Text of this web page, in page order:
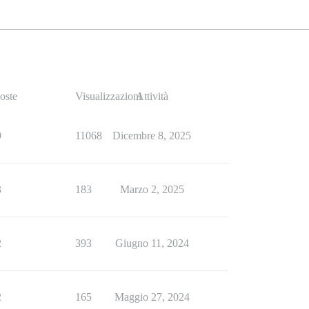
VisualizzazioniAttività
11068 Dicembre 8, 2025
183 Marzo 2, 2025
393 Giugno 11, 2024
165 Maggio 27, 2024